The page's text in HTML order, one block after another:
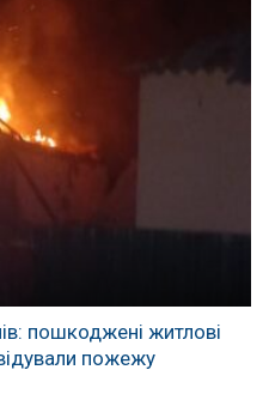
пошкоджені житлові
пожежу